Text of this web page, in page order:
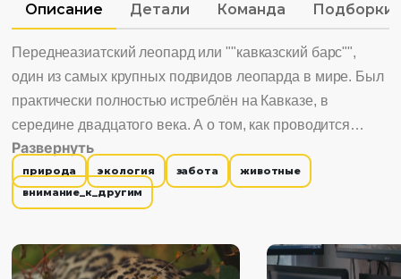
Описание Детали Команда Подборки
Переднеазиатский леопард или ""кавказский барс"",
один из самых крупных подвидов леопарда в мире. Был
практически полностью истреблён на Кавказе, в
середине двадцатого века. А о том, как проводится
уникальный эксперимент, по восстановлению популяции
этого хищника, мы узнаем в специальном Центре
восстановления леопарда на Кавказе.
Развернуть
природа экология забота
животные
внимание_к_другим